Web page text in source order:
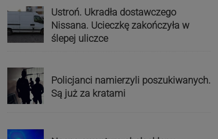
Ustroń. Ukradła dostawczego
Nissana. Ucieczkę zakończyła w
ślepej uliczce
Policjanci namierzyli poszukiwanych.
Są już za kratami